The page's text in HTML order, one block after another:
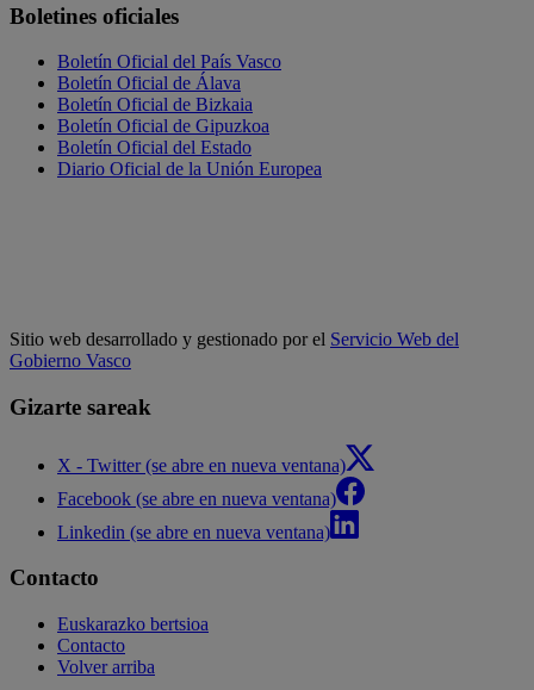
Boletines oficiales
Boletín Oficial del País Vasco
Boletín Oficial de Álava
Boletín Oficial de Bizkaia
Boletín Oficial de Gipuzkoa
Boletín Oficial del Estado
Diario Oficial de la Unión Europea
Sitio web desarrollado y gestionado por el Servicio Web del
Gobierno Vasco
Gizarte sareak
X - Twitter (se abre en nueva ventana)
Facebook (se abre en nueva ventana)
Linkedin (se abre en nueva ventana)
Contacto
Euskarazko bertsioa
Contacto
Volver arriba